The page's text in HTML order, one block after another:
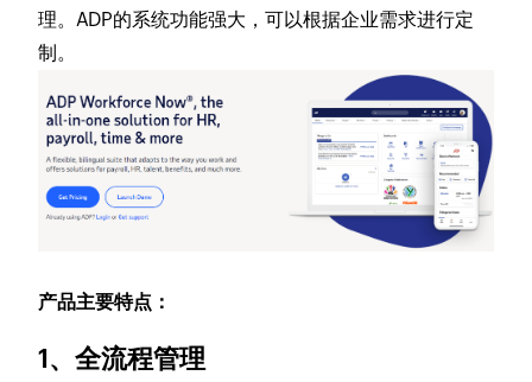
理。ADP的系统功能强大，可以根据企业需求进行定
制。
产品主要特点：
1、全流程管理